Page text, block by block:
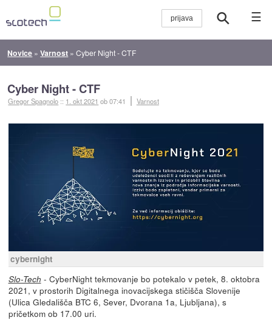
☰
Novice »Varnost »Cyber Night - CTF
Cyber Night - CTF
Gregor Spagnolo :: 1. okt 2021 ob 07:41 Varnost
cybernight
Slo-Tech - CyberNight tekmovanje bo potekalo v petek, 8. oktobra
2021, v prostorih Digitalnega inovacijskega stičišča Slovenije
(Ulica Gledališča BTC 6, Sever, Dvorana 1a, Ljubljana), s
pričetkom ob 17.00 uri.